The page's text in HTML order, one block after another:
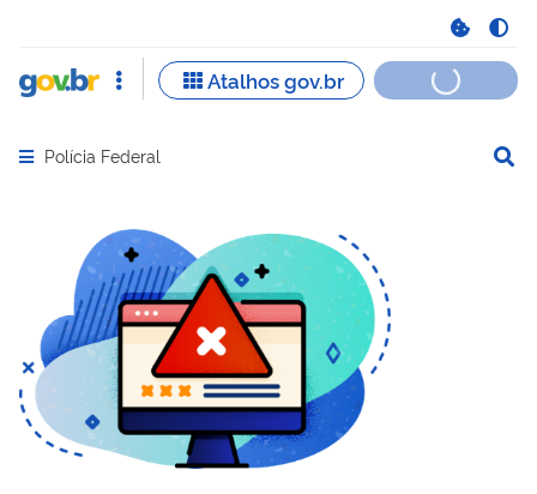
Abrir menu principal de navegação
Polícia Federal